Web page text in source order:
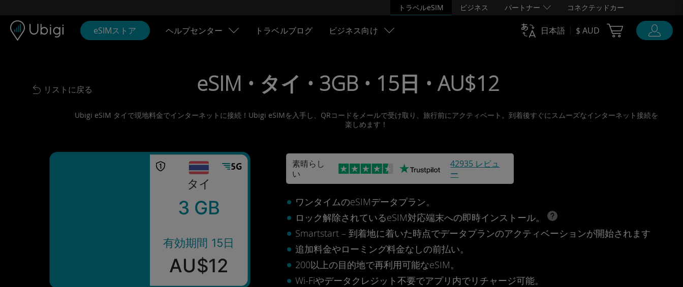
トラベルeSIM ビジネス パートナー コネクテッドカー
eSIMストア ヘルプセンター トラベルブログ ビジネス向け 日本語 $ AUD Cart Ubigi
Back to list
リストに戻る eSIM • タイ • 3GB • 15日 • AU$12
Ubigi eSIM タイで現地料金でインターネットに接続！Ubigi eSIMを入手し、QRコードをメールで受け取り、旅行前にアクティベート。到着後すぐにスムーズなインターネット接続を
楽しめます！
タイ
3 GB
有効期間 15日
AU$12
素晴らし
い
42935 レビュ
ー
ワンタイムのeSIMデータプラン。
ロック解除されているeSIM対応端末への即時インストール。
Smartstart – 到着地に着いた時点でデータプランのアクティベーションが開始されます
追加料金やローミング料金なしの前払い。
200以上の目的地で再利用可能なeSIM。
Wi-Fiやデータクレジット不要でアプリ内でリチャージ可能。